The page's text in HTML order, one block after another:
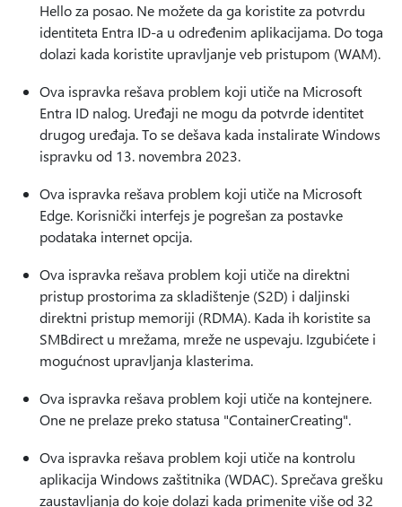
Hello za posao. Ne možete da ga koristite za potvrdu
identiteta Entra ID-a u određenim aplikacijama. Do toga
dolazi kada koristite upravljanje veb pristupom (WAM).
Ova ispravka rešava problem koji utiče na Microsoft
Entra ID nalog. Uređaji ne mogu da potvrde identitet
drugog uređaja. To se dešava kada instalirate Windows
ispravku od 13. novembra 2023.
Ova ispravka rešava problem koji utiče na Microsoft
Edge. Korisnički interfejs je pogrešan za postavke
podataka internet opcija.
Ova ispravka rešava problem koji utiče na direktni
pristup prostorima za skladištenje (S2D) i daljinski
direktni pristup memoriji (RDMA). Kada ih koristite sa
SMBdirect u mrežama, mreže ne uspevaju. Izgubićete i
mogućnost upravljanja klasterima.
Ova ispravka rešava problem koji utiče na kontejnere.
One ne prelaze preko statusa "ContainerCreating".
Ova ispravka rešava problem koji utiče na kontrolu
aplikacija Windows zaštitnika (WDAC). Sprečava grešku
zaustavljanja do koje dolazi kada primenite više od 32